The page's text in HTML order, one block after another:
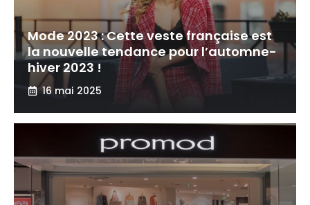
Mode 2023 : Cette veste française est
la nouvelle tendance pour l’automne-
hiver 2023 !
16 mai 2025